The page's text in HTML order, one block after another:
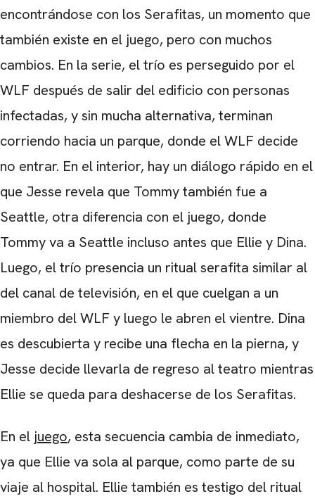
encontrándose con los Serafitas, un momento que
también existe en el juego, pero con muchos
cambios. En la serie, el trío es perseguido por el
WLF después de salir del edificio con personas
infectadas, y sin mucha alternativa, terminan
corriendo hacia un parque, donde el WLF decide
no entrar. En el interior, hay un diálogo rápido en el
que Jesse revela que Tommy también fue a
Seattle, otra diferencia con el juego, donde
Tommy va a Seattle incluso antes que Ellie y Dina.
Luego, el trío presencia un ritual serafita similar al
del canal de televisión, en el que cuelgan a un
miembro del WLF y luego le abren el vientre. Dina
es descubierta y recibe una flecha en la pierna, y
Jesse decide llevarla de regreso al teatro mientras
Ellie se queda para deshacerse de los Serafitas.
En el juego, esta secuencia cambia de inmediato,
ya que Ellie va sola al parque, como parte de su
viaje al hospital. Ellie también es testigo del ritual